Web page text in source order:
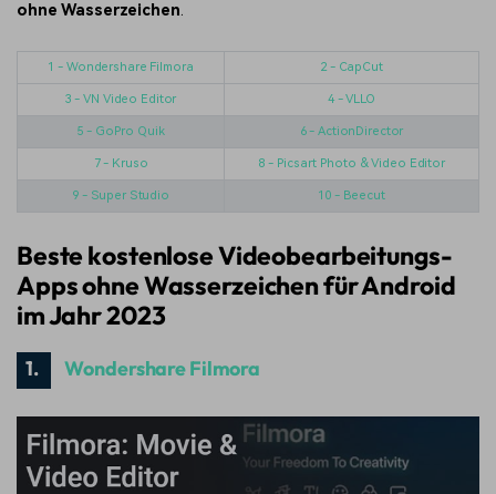
ohne Wasserzeichen.
1 - Wondershare Filmora 2 - CapCut
3 - VN Video Editor 4 - VLLO
5 - GoPro Quik 6 - ActionDirector
7 - Kruso 8 - Picsart Photo & Video Editor
9 - Super Studio 10 - Beecut
Beste kostenlose Videobearbeitungs-
Apps ohne Wasserzeichen für Android
im Jahr 2023
1. Wondershare Filmora